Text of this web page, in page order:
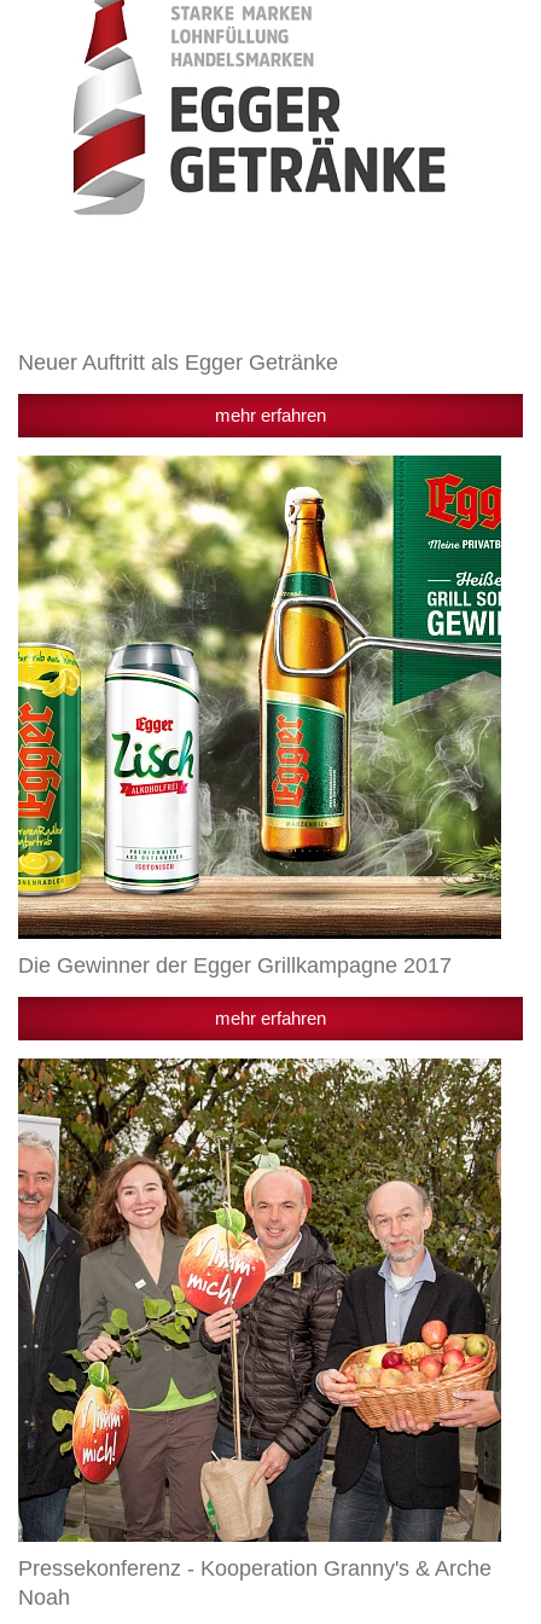
Neuer Auftritt als Egger Getränke
mehr erfahren
Die
Gewinner
der
Egger
Grillkampagne
2017
Die Gewinner der Egger Grillkampagne 2017
mehr erfahren
Pressekonferenz
-
Kooperation
Granny's
&
Arche
Noah
Pressekonferenz - Kooperation Granny's & Arche
Noah